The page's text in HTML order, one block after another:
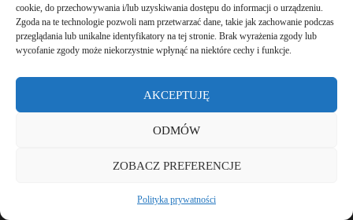
cookie, do przechowywania i/lub uzyskiwania dostępu do informacji o urządzeniu.
Zgoda na te technologie pozwoli nam przetwarzać dane, takie jak zachowanie podczas
przeglądania lub unikalne identyfikatory na tej stronie. Brak wyrażenia zgody lub
wycofanie zgody może niekorzystnie wpłynąć na niektóre cechy i funkcje.
AKCEPTUJĘ
ODMÓW
ZOBACZ PREFERENCJE
Polityka prywatności